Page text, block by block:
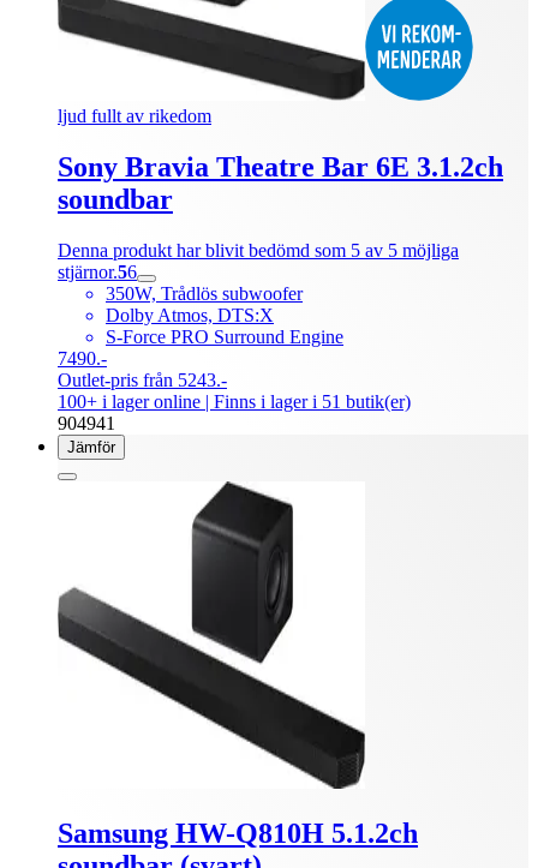
ljud fullt av rikedom
Sony Bravia Theatre Bar 6E 3.1.2ch
soundbar
Denna produkt har blivit bedömd som 5 av 5 möjliga
stjärnor.56
350W, Trådlös subwoofer
Dolby Atmos, DTS:X
S-Force PRO Surround Engine
7490.-
Outlet-pris från 5243.-
100+ i lager online | Finns i lager i 51 butik(er)
904941
Jämför
Samsung HW-Q810H 5.1.2ch